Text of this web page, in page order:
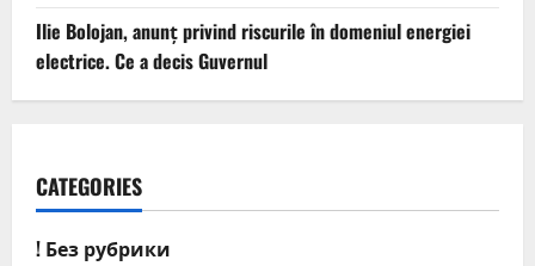
Ilie Bolojan, anunț privind riscurile în domeniul energiei
electrice. Ce a decis Guvernul
CATEGORIES
! Без рубрики